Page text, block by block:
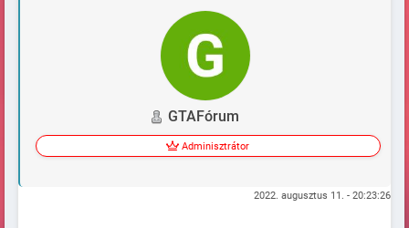
GTAFórum
Adminisztrátor
2022. augusztus 11. - 20:23:26